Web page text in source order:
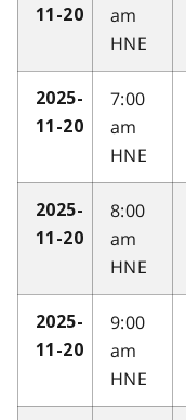
11-20
am
HNE
2025-
11-20
7:00
am
HNE
2025-
11-20
8:00
am
HNE
2025-
11-20
9:00
am
HNE